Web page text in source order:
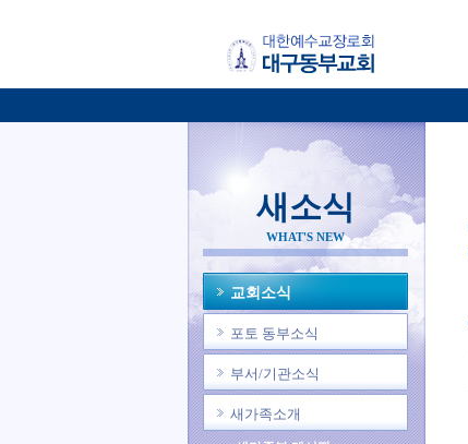
새소식
WHAT'S NEW
교회소식
포토 동부소식
부서/기관소식
새가족소개